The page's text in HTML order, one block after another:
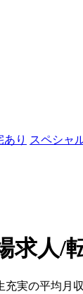
あり スペシャ
求人/
実の平均月